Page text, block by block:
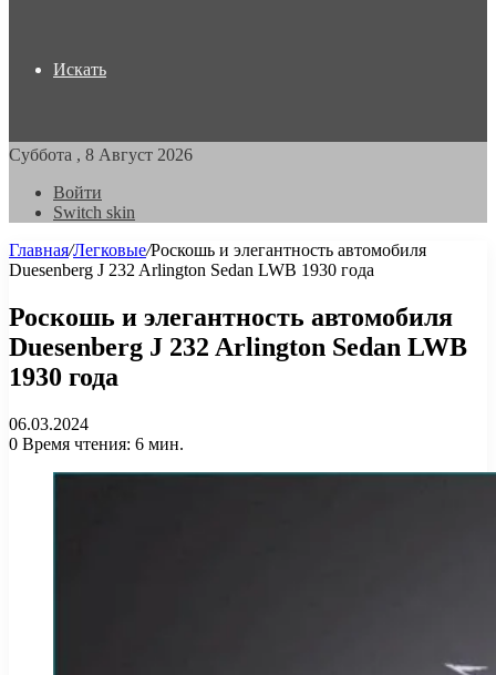
Искать
Суббота , 8 Август 2026
Войти
Switch skin
Главная/Легковые/Роскошь и элегантность автомобиля
Duesenberg J 232 Arlington Sedan LWB 1930 года
Роскошь и элегантность автомобиля
Duesenberg J 232 Arlington Sedan LWB
1930 года
06.03.2024
0 Время чтения: 6 мин.